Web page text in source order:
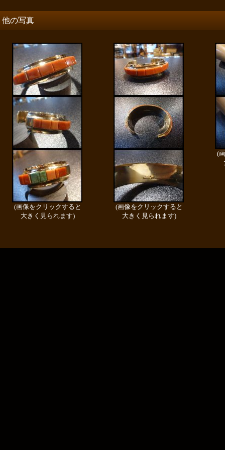
他の写真
(画像をクリックすると
大きく見られます)
(画像をクリックすると
大きく見られます)
(